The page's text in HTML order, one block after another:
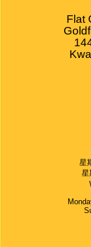
Flat
星
星